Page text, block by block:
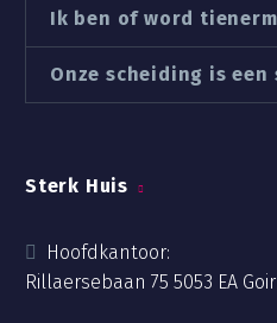
Ik ben of word
Onze scheiding is
Sterk Huis
Hoofdkantoor:
Rillaersebaan 75 5053 EA